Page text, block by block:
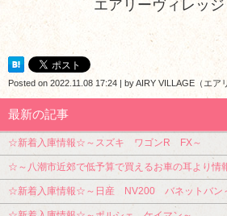
エアリーヴィレッ
Posted on 2022.11.08 17:24 byAIRY VILLAGE（エア
最新の記事
☆新着入庫情報☆～スズキ ワゴンR FX～
☆～八潮市近郊で低予算で買えるお車の耳より情
☆新着入庫情報☆～日産 NV200 バネットバン